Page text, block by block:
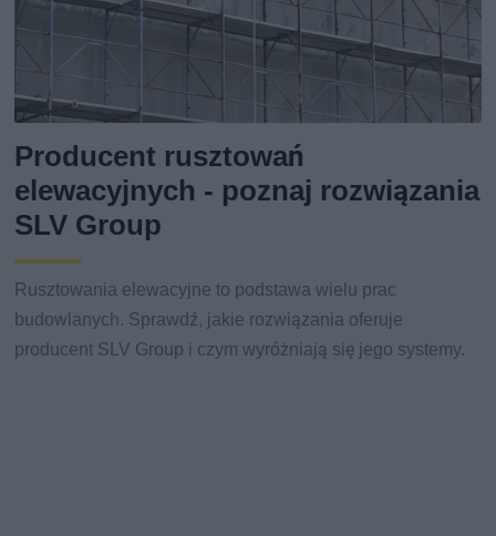
Producent rusztowań
elewacyjnych - poznaj rozwiązania
SLV Group
Rusztowania elewacyjne to podstawa wielu prac
budowlanych. Sprawdź, jakie rozwiązania oferuje
producent SLV Group i czym wyróżniają się jego systemy.